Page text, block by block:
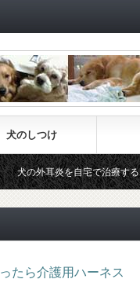
犬のしつけ
耳炎を自宅で治療する
たら介護用ハーネス